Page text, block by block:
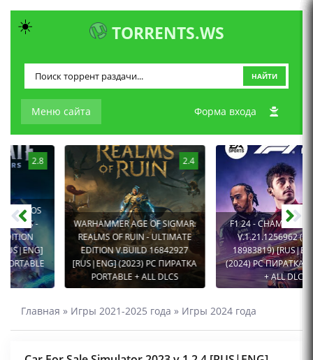
TORRENTS.WS
Меню сайта
НАЙТИ
Форма входа
2.4
WARHAMMER AGE OF SIGMAR:
REALMS OF RUIN - ULTIMATE
EDITION V.BUILD 16842927
[RUS|ENG] (2023) PC ПИРАТКА
PORTABLE + ALL DLCS
3.1
F1 24 - CHAMPIONS EDITION
V.1.21.1256962 (BUILDID
18983819) [RUS|ENG + 11]
(2024) PC ПИРАТКА PORTABLE
+ ALL DLCS
Главная » Игры 2021-2025 года » Игры 2024 года
☀️